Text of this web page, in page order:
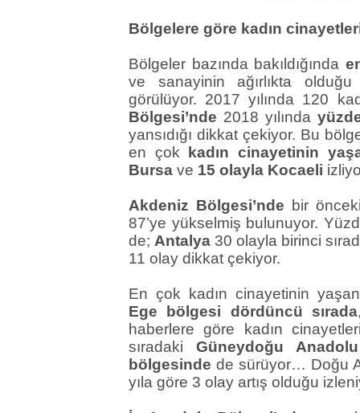
Bölgelere göre kadın
Bölgeler bazında bakıldığında
ve sanayinin ağırlıkta
görülüyor. 2017 yılında 120
Bölgesi’nde 2018 yılında
yansıdığı dikkat çekiyor. Bu
en çok
kadın cinayetinin
Bursa ve 15 olayla Kocaeli
Akdeniz Bölgesi’nde bir
87’ye yükselmiş bulunuyor.
de; Antalya 30 olayla birinci
11 olay dikkat çekiyor.
En çok kadın cinayetinin
Ege bölgesi dördüncü sırada
haberlere göre kadın
sıradaki Güneydoğu Anadolu
bölgesindede sürüyor… Doğu
yıla göre 3 olay artış olduğu